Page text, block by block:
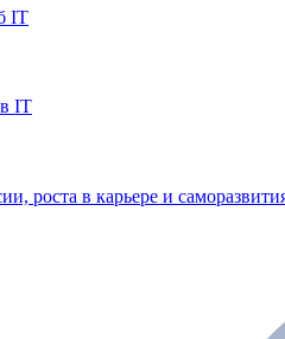
IT
IT
роста в карьере и